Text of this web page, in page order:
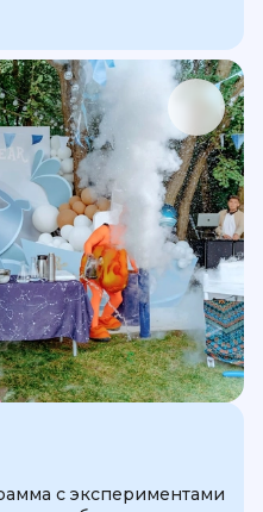
с экспериментами